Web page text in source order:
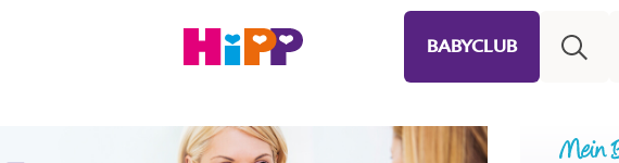
BABYCLUB